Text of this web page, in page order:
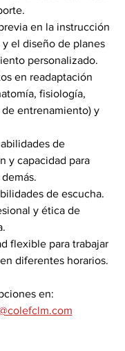
en la instrucción
el diseño de planes
personalizado.
en readaptación
fisiología,
entrenamiento) y
de
y capacidad para
de escucha.
y ética de
flexible para trabajar
diferentes horarios.
en: